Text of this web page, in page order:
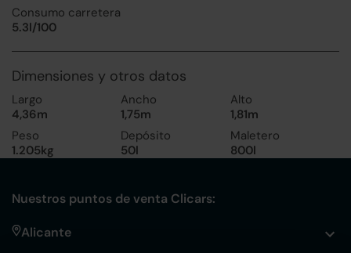
Consumo carretera
5.3l/100
Dimensiones y otros datos
Largo
4,36m
Ancho
1,75m
Alto
1,81m
Peso
1.205kg
Depósito
50l
Maletero
800l
Nuestros puntos de venta Clicars:
Alicante